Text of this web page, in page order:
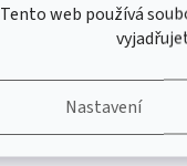
Tento web používá
Nastavení